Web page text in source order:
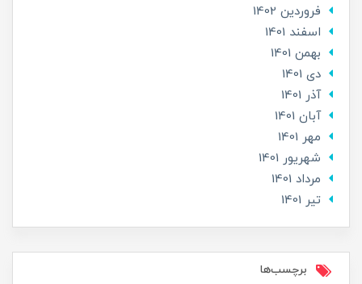
فروردین 1402
اسفند 1401
بهمن 1401
دی 1401
آذر 1401
آبان 1401
مهر 1401
شهریور 1401
مرداد 1401
تير 1401
برچسب‌ها